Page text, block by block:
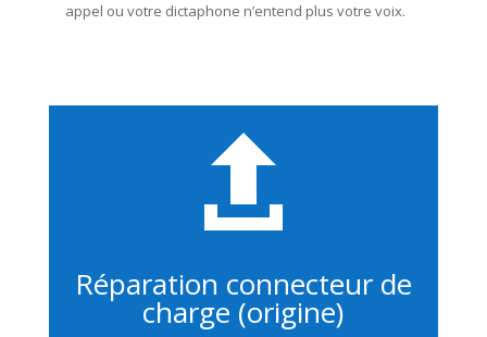
appel ou votre dictaphone n’entend plus votre voix.

Réparation connecteur de
charge (origine)